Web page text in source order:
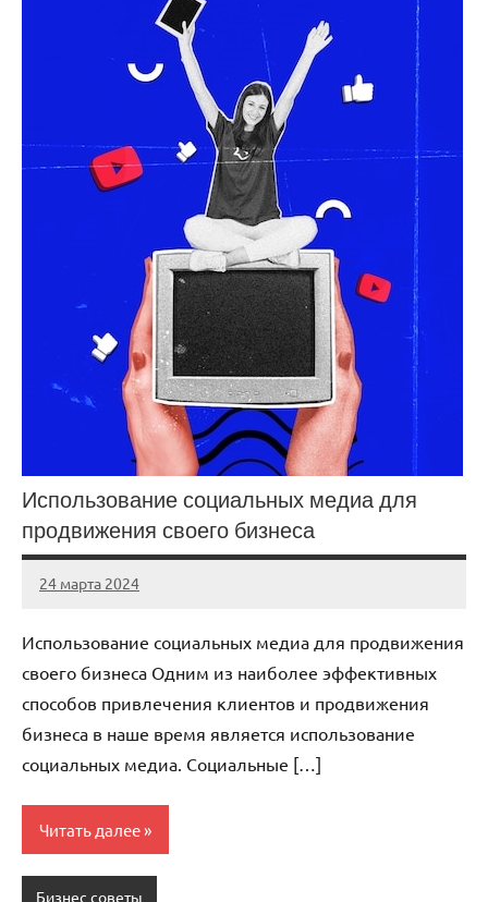
Использование социальных медиа для
продвижения своего бизнеса
24 марта 2024
stroy_fort_r
Нет
Использование социальных медиа для продвижения
своего бизнеса Одним из наиболее эффективных
способов привлечения клиентов и продвижения
бизнеса в наше время является использование
социальных медиа. Социальные […]
Читать далее
Бизнес советы